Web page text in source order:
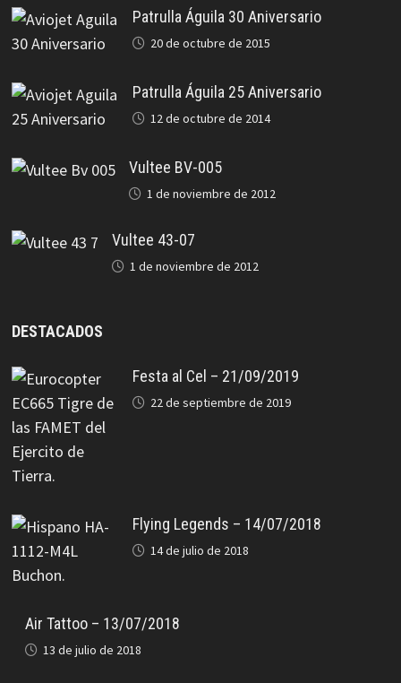
Patrulla Águila 30 Aniversario
20 de octubre de 2015
Patrulla Águila 25 Aniversario
12 de octubre de 2014
Vultee BV-005
1 de noviembre de 2012
Vultee 43-07
1 de noviembre de 2012
DESTACADOS
Festa al Cel – 21/09/2019
22 de septiembre de 2019
Flying Legends – 14/07/2018
14 de julio de 2018
Air Tattoo – 13/07/2018
13 de julio de 2018